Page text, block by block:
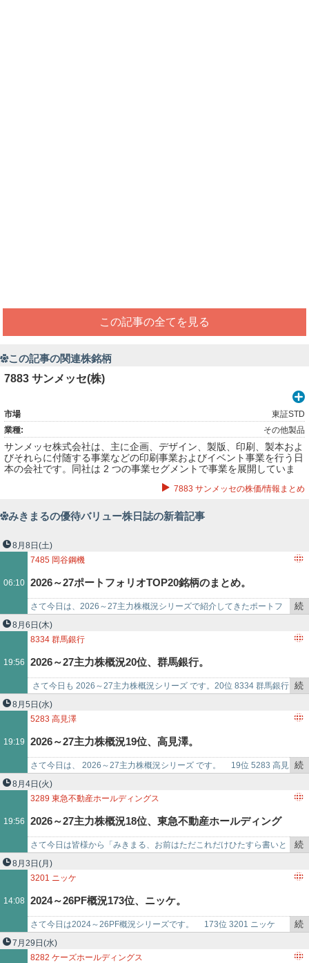
この記事の全てを見る
この記事の関連株銘柄
7883 サンメッセ(株)
市場
東証STD
業種:
その他製品
サンメッセ株式会社は、主に企画、デザイン、製版、印刷、製本およ
びそれらに付随する事業などの印刷事業およびイベント事業を行う日
本の会社です。同社は 2 つの事業セグメントで事業を展開していま
7883 サンメッセの株価/情報まとめ
みきまるの優待バリュー株日誌の新着記事
8月8日 (土)
06:10
7485 岡谷鋼機
2026～27ポートフォリオTOP20銘柄のまとめ。
さて今日は、2026～27主力株概況シリーズで紹介してきたポートフ
ォリオTOP20銘柄をまとめておきます。 ​1～10位​ ​11位 7485 岡谷…
続
を
で
8月6日 (木)
19:56
8334 群馬銀行
2026～27主力株概況20位、群馬銀行。
さて今日も 2026～27主力株概況シリーズ です。20位 8334 群馬銀行
（東P、3月優待） ◎ PF時価総額20位は、地銀上位で群馬県では…
続
を
で
8月5日 (水)
19:19
5283 高見澤
2026～27主力株概況19位、高見澤。
さて今日は、 ​2026～27主力株概況シリーズ​ です。​ 19位 5283 高見
澤 （東S、6月優待）◎◎ PF時価総額19位…
続
を
で
8月4日 (火)
19:56
3289 東急不動産ホールディングス
2026～27主力株概況18位、東急不動産ホールディング
ス。
さて今日は皆様から「みきまる、お前はただこれだけひたすら書いと
け。」と言われることも多い、2026～27主力株概況シリーズです。
18位 3289 東…
続
を
で
8月3日 (月)
14:08
3201 ニッケ
2024～26PF概況173位、ニッケ。
さて今日は2024～26PF概況シリーズです。 173位 3201 ニッケ
（東P、5月優待） ◎ PF173位は、羊毛紡織の有力…
続
を
7月29日 (水)
8282 ケーズホールディングス